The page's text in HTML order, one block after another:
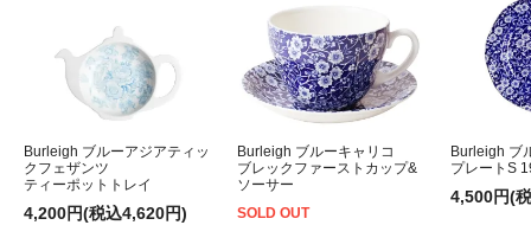
Burleigh ブルーアジアティッ
クフェザンツ
ティーポットトレイ
4,200円(税込4,620円)
Burleigh ブルーキャリコ
ブレックファーストカップ&
ソーサー
SOLD OUT
Burleigh ブ
プレートS
4,500円(